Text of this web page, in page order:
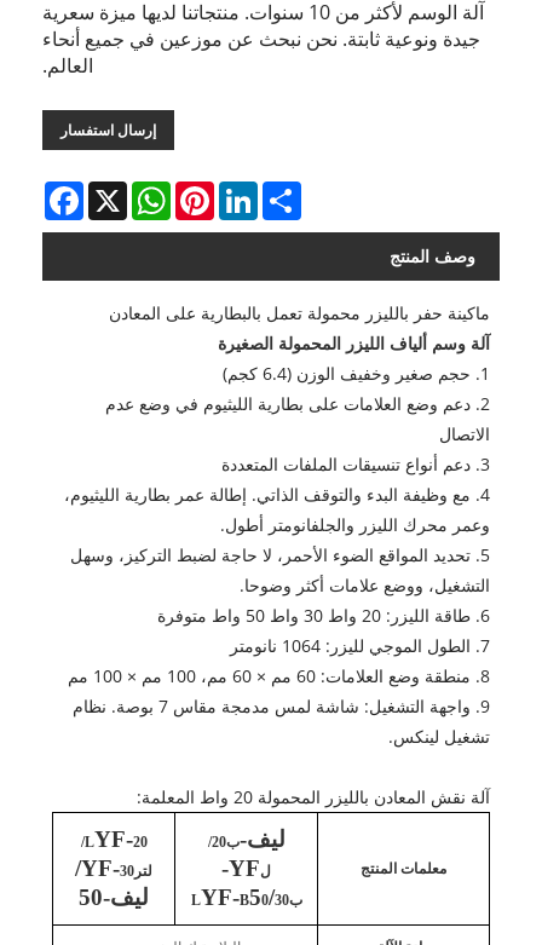
آلة الوسم لأكثر من 10 سنوات. منتجاتنا لديها ميزة سعرية
جيدة ونوعية ثابتة. نحن نبحث عن موزعين في جميع أنحاء
العالم.
إرسال استفسار
Facebook X
WhatsAppPinterestLinkedInShare
وصف المنتج
ماكينة حفر بالليزر محمولة تعمل بالبطارية على المعادن
آلة وسم ألياف الليزر المحمولة الصغيرة
1. حجم صغير وخفيف الوزن (6.4 كجم)
2. دعم وضع العلامات على بطارية الليثيوم في وضع عدم
الاتصال
3. دعم أنواع تنسيقات الملفات المتعددة
4. مع وظيفة البدء والتوقف الذاتي. إطالة عمر بطارية الليثيوم،
وعمر محرك الليزر والجلفانومتر أطول.
5. تحديد المواقع الضوء الأحمر، لا حاجة لضبط التركيز، وسهل
التشغيل، ووضع علامات أكثر وضوحا.
6. طاقة الليزر: 20 واط 30 واط 50 واط متوفرة
7. الطول الموجي لليزر: 1064 نانومتر
8. منطقة وضع العلامات: 60 مم × 60 مم، 100 مم × 100 مم
9. واجهة التشغيل: شاشة لمس مدمجة مقاس 7 بوصة. نظام
تشغيل لينكس.
آلة نقش المعادن بالليزر المحمولة 20 واط المعلمة:
معلمات المنتج
ليف-
ب20/
لYF-
ب30 /
LYF-B50
LYF-
20/
لتر
YF-30
/
ليف-50